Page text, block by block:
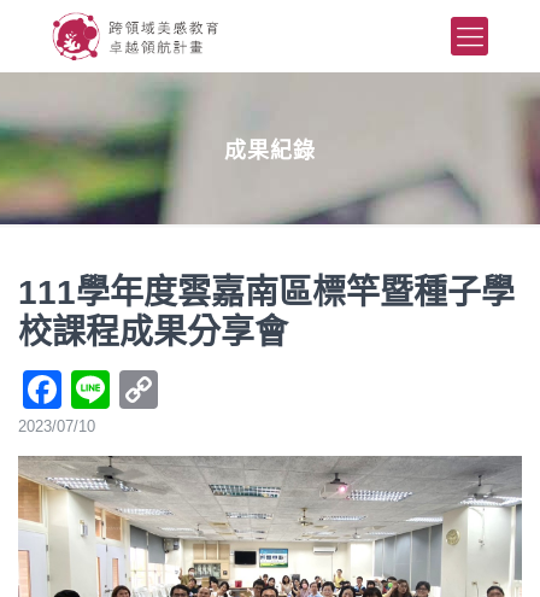
成果紀錄
111學年度雲嘉南區標竿暨種子學
校課程成果分享會
Facebook
Line
2023/07/10